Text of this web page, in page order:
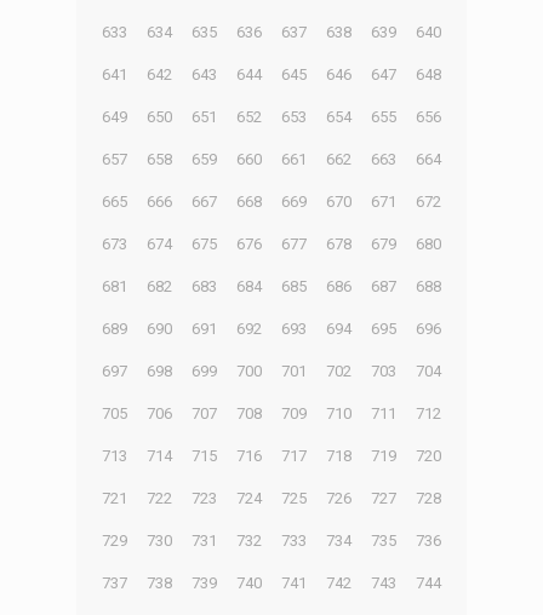
633 634 635 636 637 638 639 640
641 642 643 644 645 646 647 648
649 650 651 652 653 654 655 656
657 658 659 660 661 662 663 664
665 666 667 668 669 670 671 672
673 674 675 676 677 678 679 680
681 682 683 684 685 686 687 688
689 690 691 692 693 694 695 696
697 698 699 700 701 702 703 704
705 706 707 708 709 710 711 712
713 714 715 716 717 718 719 720
721 722 723 724 725 726 727 728
729 730 731 732 733 734 735 736
737 738 739 740 741 742 743 744